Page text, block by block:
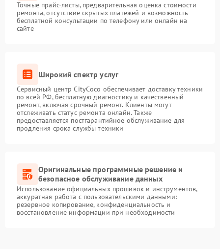
Точные прайс-листы, предварительная оценка стоимости
ремонта, отсутствие скрытых платежей и возможность
бесплатной консультации по телефону или онлайн на
сайте
Широкий спектр услуг
Сервисный центр CityCoco обеспечивает доставку техники
по всей РФ, бесплатную диагностику и качественный
ремонт, включая срочный ремонт. Клиенты могут
отслеживать статус ремонта онлайн. Также
предоставляется постгарантийное обслуживание для
продления срока службы техники
Оригинальные программные решение и
безопасное обслуживание данных
Использование официальных прошивок и инструментов,
аккуратная работа с пользовательскими данными:
резервное копирование, конфиденциальность и
восстановление информации при необходимости